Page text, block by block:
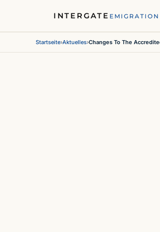
INTERGATE EMIGRATION
Startseite›Aktuelles›Changes To The